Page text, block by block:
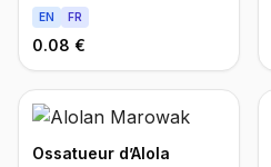
EN FR
0.08 €
Ossatueur d’Alola